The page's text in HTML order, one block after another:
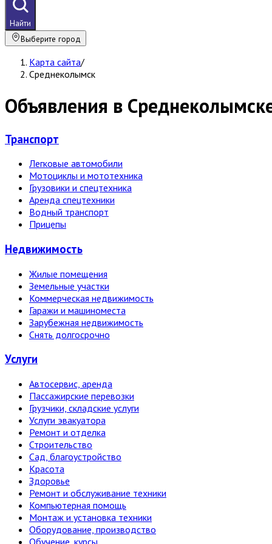
Найти
Выберите город
Карта сайта/
Среднеколымск
Объявления в
Транспорт
Легковые автомобили
Мотоциклы и мототехника
Грузовики и спецтехника
Аренда спецтехники
Водный транспорт
Прицепы
Недвижи­мость
Жилые помещения
Земельные участки
Коммерческая недвижимость
Гаражи и машиноместа
Зарубежная недвижимость
Снять долгосрочно
Услуги
Автосервис, аренда
Пассажирские перевозки
Грузчики, складские услуги
Услуги эвакуатора
Ремонт и отделка
Строительство
Сад, благоустройство
Красота
Здоровье
Ремонт и обслуживание техники
Компьютерная помощь
Монтаж и установка техники
Оборудование, производство